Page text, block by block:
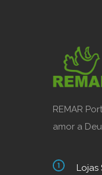
REMAR
amor a
Lojas